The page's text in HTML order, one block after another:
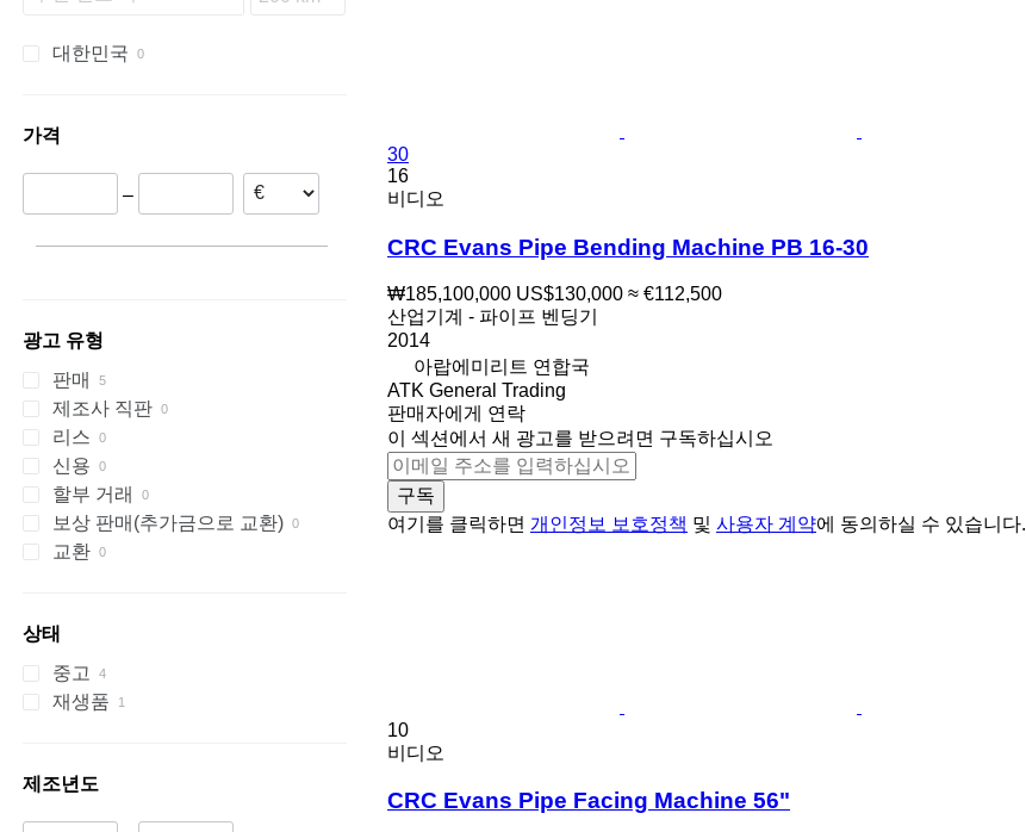
XAVS
XRHS
GC
M-series
Suprasetter
SPF
ST
대한민국
가격
–
광고 유형
판매
제조사 직판
리스
신용
할부 거래
보상 판매(추가금으로 교환)
교환
상태
중고
재생품
제조년도
30
16
비디오
CRC Evans Pipe Bending Machine PB 16-30
₩185,100,000 US$130,000 ≈ €112,500
산업기계 - 파이프 벤딩기
2014
아랍에미리트 연합국
ATK General Trading
판매자에게 연락
이 섹션에서 새 광고를 받으려면 구독하십시오
구독
여기를 클릭하면 개인정보 보호정책 및 사용자 계약에 동의하실 수 있습니다.
10
비디오
CRC Evans Pipe Facing Machine 56"